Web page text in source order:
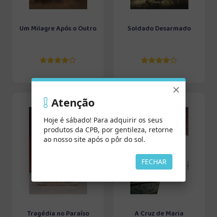
Um Milagre Após o Outro Soldado Desarmado
Tragédia no Paraíso A Cruz de Maria
×
Atenção
Hoje é sábado! Para adquirir os seus
produtos da CPB, por gentileza, retorne
ao nosso site após o pôr do sol.
FECHAR